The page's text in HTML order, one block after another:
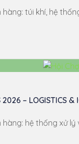
túi khí, hệ
2026 – LOGISTICS &
hệ thống xử